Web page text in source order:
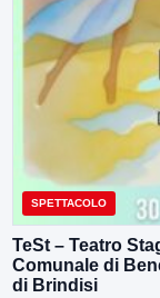
SPETTACOLO
TeSt – Teatro
Comunale di
di Brindisi